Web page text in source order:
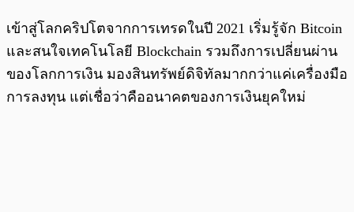
เข้าสู่โลกคริปโตจากการเทรดในปี 2021 เริ่มรู้จัก Bitcoin
และสนใจเทคโนโลยี Blockchain รวมถึงการเปลี่ยนผ่าน
ของโลกการเงิน มองสินทรัพย์ดิจิทัลมากกว่าแค่เครื่องมือ
การลงทุน แต่เชื่อว่าคืออนาคตของการเงินยุคใหม่